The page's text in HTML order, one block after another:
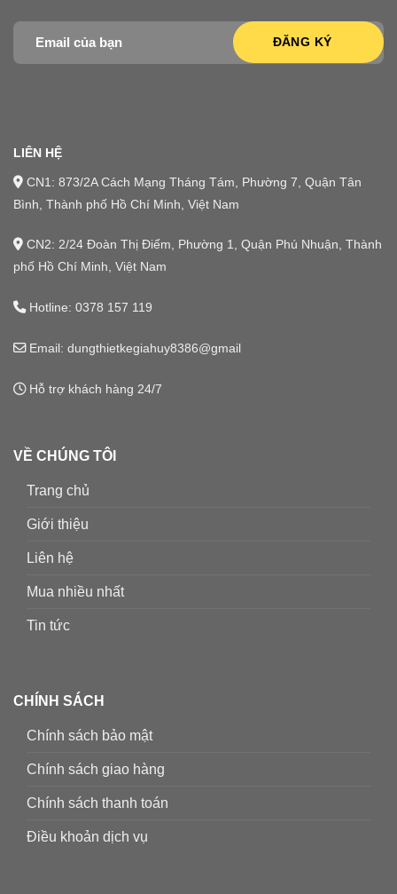
LIÊN HỆ
CN1: 873/2A Cách Mạng Tháng Tám, Phường 7, Quận Tân
Bình, Thành phố Hồ Chí Minh, Việt Nam
CN2: 2/24 Đoàn Thị Điểm, Phường 1, Quận Phú Nhuận, Thành
phố Hồ Chí Minh, Việt Nam
Hotline: 0378 157 119
Email: dungthietkegiahuy8386@gmail
Hỗ trợ khách hàng 24/7
VỀ CHÚNG TÔI
Trang chủ
Giới thiệu
Liên hệ
Mua nhiều nhất
Tin tức
CHÍNH SÁCH
Chính sách bảo mật
Chính sách giao hàng
Chính sách thanh toán
Điều khoản dịch vụ